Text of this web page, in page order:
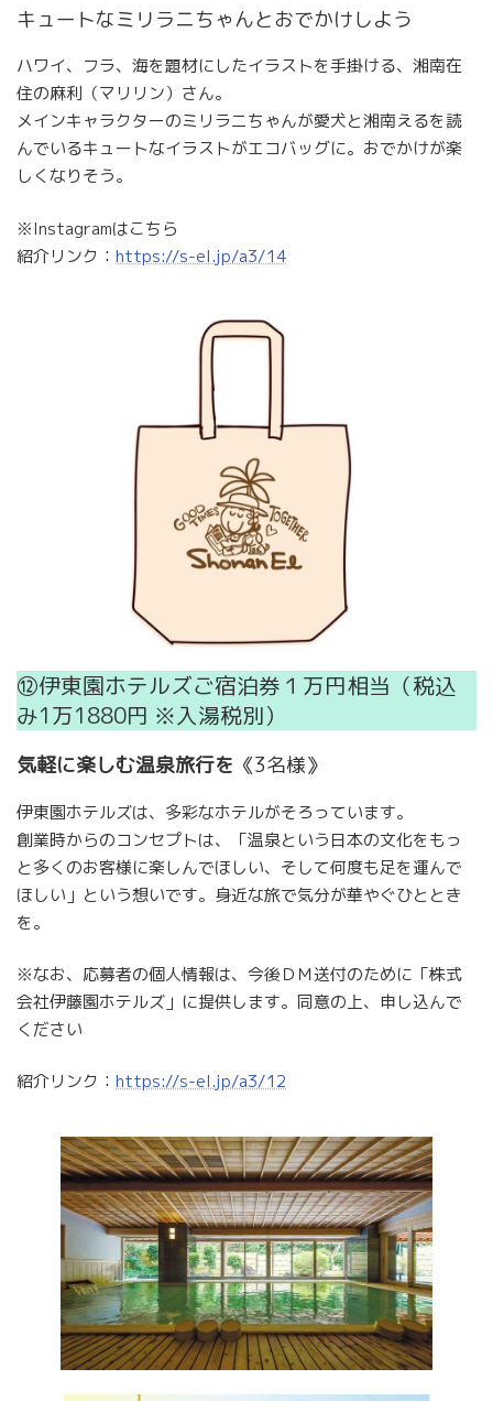
キュートなミリラニちゃんとおでかけしよう
ハワイ、フラ、海を題材にしたイラストを手掛ける、湘南在
住の麻利（マリリン）さん。
メインキャラクターのミリラニちゃんが愛犬と湘南えるを読
んでいるキュートなイラストがエコバッグに。おでかけが楽
しくなりそう。
※Instagramはこちら
紹介リンク： https://s-el.jp/a3/14
⑫伊東園ホテルズご宿泊券１万円相当（税込
み1万1880円 ※入湯税別）
気軽に楽しむ温泉旅行を 《3名様》
伊東園ホテルズは、多彩なホテルがそろっています。
創業時からのコンセプトは、「温泉という日本の文化をもっ
と多くのお客様に楽しんでほしい、そして何度も足を運んで
ほしい」という想いです。身近な旅で気分が華やぐひととき
を。
※なお、応募者の個人情報は、今後ＤＭ送付のために「株式
会社伊藤園ホテルズ」に提供します。同意の上、申し込んで
ください
紹介リンク： https://s-el.jp/a3/12